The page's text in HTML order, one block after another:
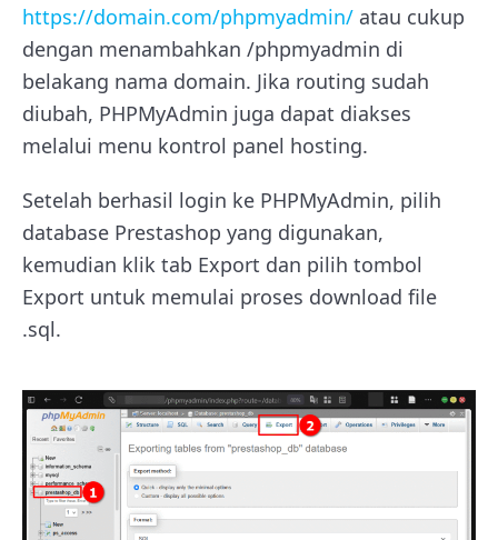
https://domain.com/phpmyadmin/ atau cukup
dengan menambahkan /phpmyadmin di
belakang nama domain. Jika routing sudah
diubah, PHPMyAdmin juga dapat diakses
melalui menu kontrol panel hosting.
Setelah berhasil login ke PHPMyAdmin, pilih
database Prestashop yang digunakan,
kemudian klik tab Export dan pilih tombol
Export untuk memulai proses download file
.sql.